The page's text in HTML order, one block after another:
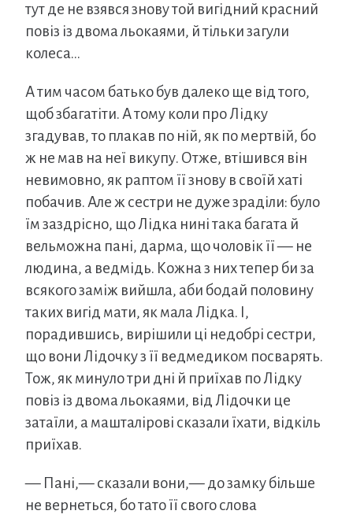
тут де не взявся знову той вигідний красний
повіз із двома льокаями, й тільки загули
колеса…
А тим часом батько був далеко ще від того,
щоб збагатіти. А тому коли про Лідку
згадував, то плакав по ній, як по мертвій, бо
ж не мав на неї викупу. Отже, втішився він
невимовно, як раптом її знову в своїй хаті
побачив. Але ж сестри не дуже зраділи: було
їм заздрісно, що Лідка нині така багата й
вельможна пані, дарма, що чоловік її — не
людина, а ведмідь. Кожна з них тепер би за
всякого заміж вийшла, аби бодай половину
таких вигід мати, як мала Лідка. І,
порадившись, вирішили ці недобрі сестри,
що вони Лідочку з її ведмедиком посварять.
Тож, як минуло три дні й приїхав по Лідку
повіз із двома льокаями, від Лідочки це
затаїли, а машталірові сказали їхати, відкіль
приїхав.
— Пані,— сказали вони,— до замку більше
не вернеться, бо тато її свого слова